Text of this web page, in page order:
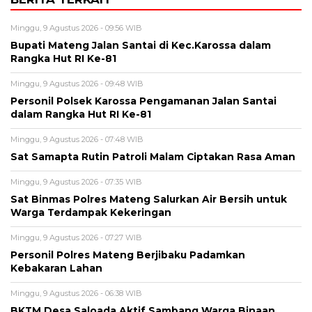
Minggu, 9 Agustus 2026 - 09:56 WIB
Bupati Mateng Jalan Santai di Kec.Karossa dalam
Rangka Hut RI Ke-81
Minggu, 9 Agustus 2026 - 09:48 WIB
Personil Polsek Karossa Pengamanan Jalan Santai
dalam Rangka Hut RI Ke-81
Minggu, 9 Agustus 2026 - 07:48 WIB
Sat Samapta Rutin Patroli Malam Ciptakan Rasa Aman
Minggu, 9 Agustus 2026 - 07:35 WIB
Sat Binmas Polres Mateng Salurkan Air Bersih untuk
Warga Terdampak Kekeringan
Minggu, 9 Agustus 2026 - 07:27 WIB
Personil Polres Mateng Berjibaku Padamkan
Kebakaran Lahan
Minggu, 9 Agustus 2026 - 06:38 WIB